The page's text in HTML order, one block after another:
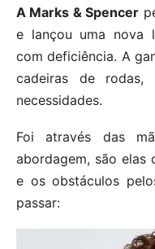
A Marks & Spencer
e lançou uma nova
com deficiência. A
cadeiras de
necessidades.
Foi através das
abordagem, são elas
e os obstáculos
passar: